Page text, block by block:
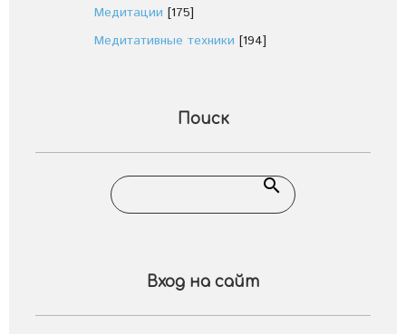
Медитации [175]
Медитативные техники [194]
Поиск
Вход на сайт